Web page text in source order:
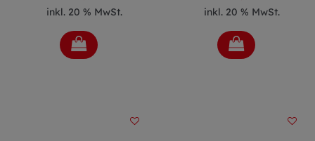
inkl. 20 % MwSt. inkl. 20 % MwSt.